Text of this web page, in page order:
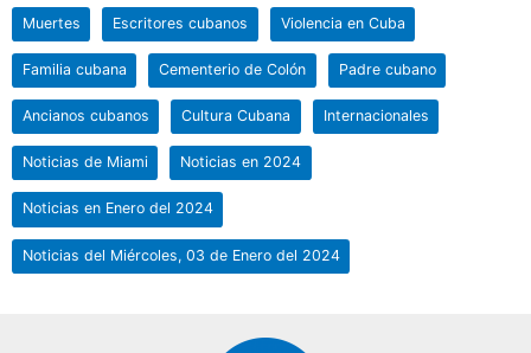
Muertes Escritores cubanos Violencia en Cuba
Familia cubana Cementerio de Colón Padre cubano
Ancianos cubanos Cultura Cubana Internacionales
Noticias de Miami Noticias en 2024
Noticias en Enero del 2024
Noticias del Miércoles, 03 de Enero del 2024